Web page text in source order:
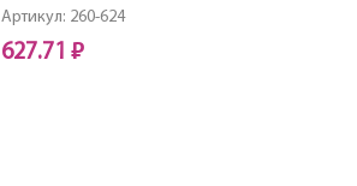
Артикул: 260-624
627.71 ₽